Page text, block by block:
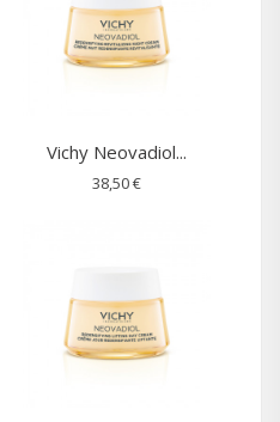
Vichy Neovadiol...
38,50 €